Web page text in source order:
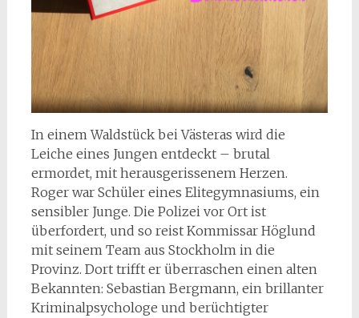
In einem Waldstück bei Västeras wird die
Leiche eines Jungen entdeckt – brutal
ermordet, mit herausgerissenem Herzen.
Roger war Schüler eines Elitegymnasiums, ein
sensibler Junge. Die Polizei vor Ort ist
überfordert, und so reist Kommissar Höglund
mit seinem Team aus Stockholm in die
Provinz. Dort trifft er überraschen einen alten
Bekannten: Sebastian Bergmann, ein brillanter
Kriminalpsychologe und berüchtigter